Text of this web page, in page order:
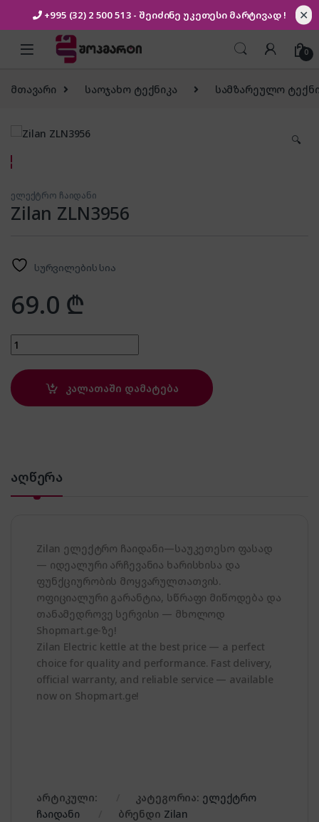
+995 (32) 2 500 513 - შეიძინე უკეთესი მარტივად ! ✕
Skip to navigation
Skip to content
0
მთავარი საოჯახო ტექნიკა სამზარეულო
🔍
ელექტრო ჩაიდანი
Zilan ZLN3956
სურვილების სია
69.0 ₾
Zilan ZLN3956 quantity
კალათაში დამატება
აღწერა
Zilan ელექტრო ჩაიდანი—საუკეთესო ფასად
— იდეალური არჩევანია ხარისხისა და
ფუნქციურობის მოყვარულთათვის.
ოფიციალური გარანტია, სწრაფი მიწოდება და
თანამედროვე სერვისი — მხოლოდ
Shopmart.ge-ზე!
Zilan Electric kettle at the best price — a perfect
choice for quality and performance. Fast delivery,
official warranty, and reliable service — available
now on Shopmart.ge!
არტიკული: კატეგორია: ელექტრო
ჩაიდანი
ბრენდი Zilan